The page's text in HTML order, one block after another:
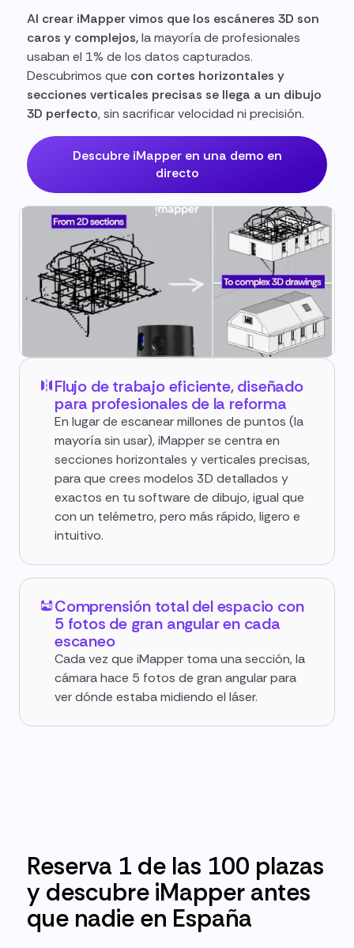
Al crear iMapper vimos que los escáneres 3D son
caros y complejos,la mayoría de profesionales
usaban el 1% de los datos capturados.
Descubrimos que con cortes horizontales y
secciones verticales precisas se llega a un dibujo
3D perfecto, sin sacrificar velocidad ni precisión.
Descubre iMapper en una demo en
directo
Flujo de trabajo eficiente, diseñado
para profesionales de la reforma
En lugar de escanear millones de puntos (la
mayoría sin usar), iMapper se centra en
secciones horizontales y verticales precisas,
para que crees modelos 3D detallados y
exactos en tu software de dibujo, igual que
con un telémetro, pero más rápido, ligero e
intuitivo.
Comprensión total del espacio con
5 fotos de gran angular en cada
escaneo
Cada vez que iMapper toma una sección, la
cámara hace 5 fotos de gran angular para
ver dónde estaba midiendo el láser.
Reserva 1 de las 100 plazas
y descubre iMapper antes
que nadie en España